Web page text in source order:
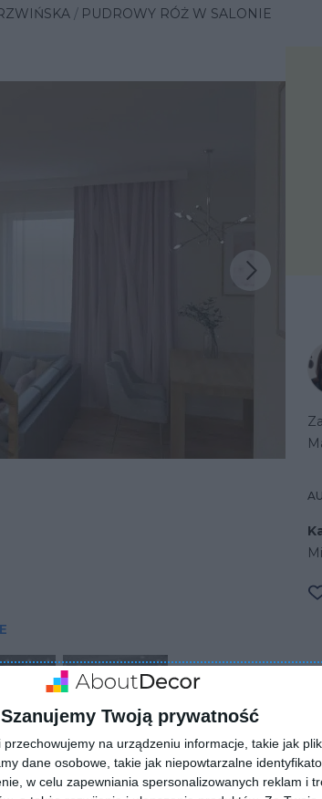
Szanujemy Twoją prywatność
na urządzeniu informacje, takie jak
dane osobowe, takie jak niepowtarzalne
w celu zapewniania spersonalizowanych reklam i
PUDROWY RÓŻ W SALONIE
inspiracja